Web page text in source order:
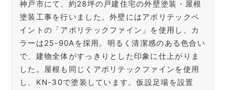
神戸市にて、約28坪の戸建住宅の外壁塗装・屋根
塗装工事を行いました。外壁にはアポリテックペ
イントの「アポリテックファイン」を使用し、カ
ラーは25-90Aを採用。明るく清潔感のある色合い
で、建物全体がすっきりとした印象に仕上がりま
した。屋根も同じくアポリテックファインを使用
し、KN-30で塗装しています。仮設足場を設置